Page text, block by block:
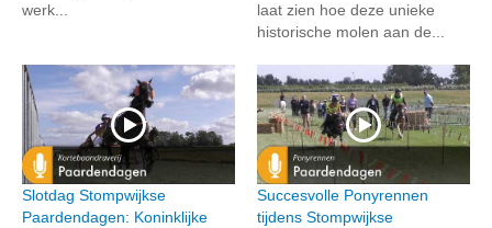
werk...
laat zien hoe deze unieke
historische molen aan de...
Slotdag Stompwijkse
Paardendagen: Koninklijke
Succesvolle Ponyrennen
tijdens Stompwijkse